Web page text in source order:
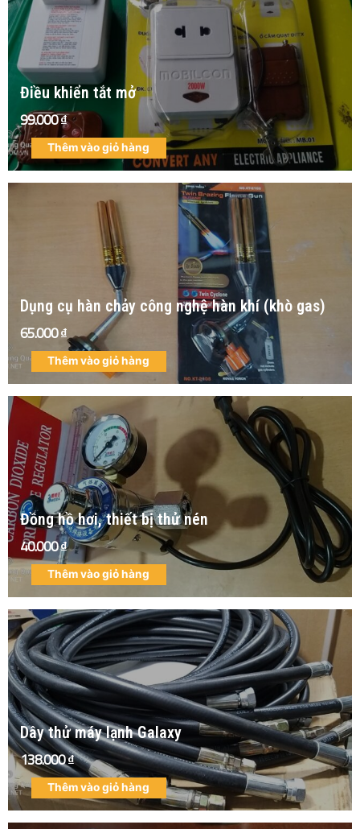
Điều khiển tắt mở
99.000₫
Thêm vào giỏ hàng
Dụng cụ hàn chảy công nghệ hàn khí (khò gas)
65.000₫
Thêm vào giỏ hàng
Đồng hồ hơi, thiết bị thử nén
40.000₫
Thêm vào giỏ hàng
Dây thử máy lạnh Galaxy
138.000₫
Thêm vào giỏ hàng